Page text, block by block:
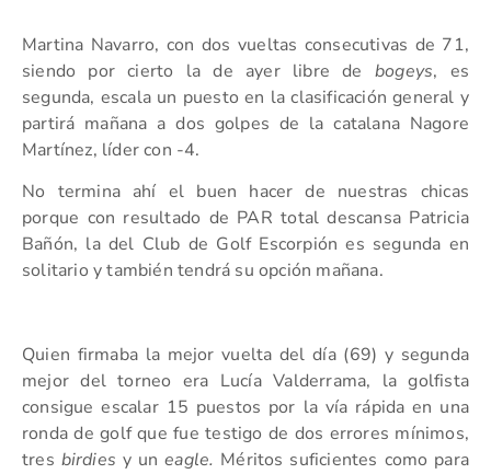
Martina Navarro, con dos vueltas consecutivas de 71,
siendo por cierto la de ayer libre de bogeys, es
segunda, escala un puesto en la clasificación general y
partirá mañana a dos golpes de la catalana Nagore
Martínez, líder con -4.
No termina ahí el buen hacer de nuestras chicas
porque con resultado de PAR total descansa Patricia
Bañón, la del Club de Golf Escorpión es segunda en
solitario y también tendrá su opción mañana.
Quien firmaba la mejor vuelta del día (69) y segunda
mejor del torneo era Lucía Valderrama, la golfista
consigue escalar 15 puestos por la vía rápida en una
ronda de golf que fue testigo de dos errores mínimos,
tres birdies y uneagle. Méritos suficientes como para